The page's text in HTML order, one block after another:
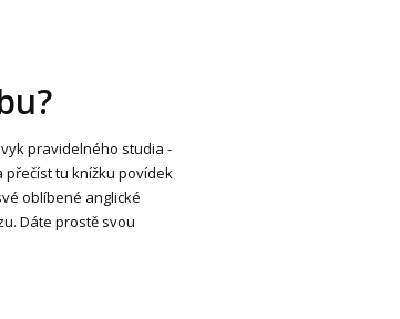
pravidelného studia -
přečíst tu knížku povídek
oblíbené anglické
Dáte prostě svou